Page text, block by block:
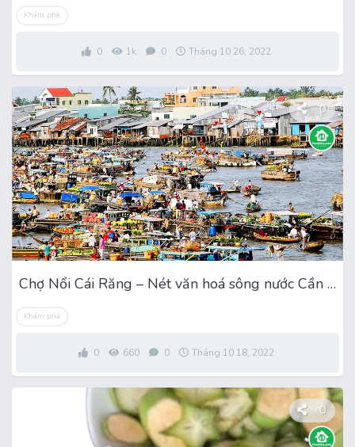
Khám phá
0 1k 0 Tháng 10 26, 2022
0
Chợ Nổi Cái Răng – Nét văn hoá sông nước Cần Thơ
Khám phá
0 660 0 Tháng 10 18, 2022
0